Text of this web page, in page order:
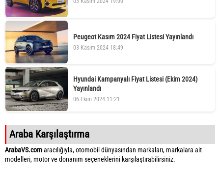
Peugeot Kasım 2024 Fiyat Listesi Yayınlandı
03 Kasım 2024 18:49
Hyundai Kampanyalı Fiyat Listesi (Ekim 2024)
Yayınlandı
06 Ekim 2024 11:21
Araba Karşılaştırma
ArabaVS.comaracılığıyla, otomobil dünyasından markaları, markalara ait
modelleri, motor ve donanım seçeneklerini karşılaştırabilirsiniz.